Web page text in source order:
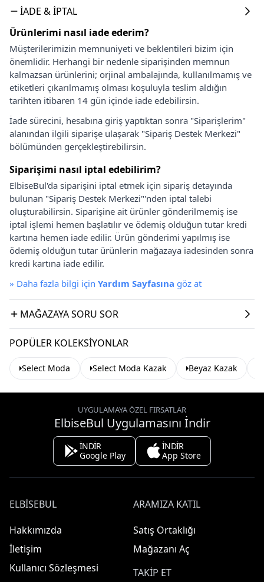
İADE & İPTAL
Ürünlerimi nasıl iade ederim?
Müşterilerimizin memnuniyeti ve beklentileri bizim için
önemlidir. Herhangi bir nedenle siparişinden memnun
kalmazsan ürünlerini; orjinal ambalajında, kullanılmamış ve
etiketleri çıkarılmamış olması koşuluyla teslim aldığın
tarihten itibaren 14 gün içinde iade edebilirsin.
İade sürecini, hesabına giriş yaptıktan sonra "Siparişlerim"
alanından ilgili siparişe ulaşarak "Sipariş Destek Merkezi"
bölümünden gerçekleştirebilirsin.
Siparişimi nasıl iptal edebilirim?
ElbiseBul'da siparişini iptal etmek için sipariş detayında
bulunan "Sipariş Destek Merkezi"'nden iptal talebi
oluşturabilirsin. Siparişine ait ürünler gönderilmemiş ise
iptal işlemi hemen başlatılır ve ödemiş olduğun tutar kredi
kartına hemen iade edilir. Ürün gönderimi yapılmış ise
ödemiş olduğun tutar ürünlerin mağazaya iadesinden sonra
kredi kartına iade edilir.
» Daha fazla bilgi için Yardım Sayfasına göz at
MAĞAZAYA SORU SOR
POPÜLER KOLEKSIYONLAR
Select Moda Select Moda Kazak Beyaz Kazak
UYGULAMAYA ÖZEL FIRSATLAR
ElbiseBul Uygulamasını İndir
İNDİR
Google Play
İNDİR
App Store
ELBISEBUL
Hakkımızda
İletişim
Kullanıcı Sözleşmesi
ARAMIZA KATIL
Satış Ortaklığı
Mağazanı Aç
TAKIP ET